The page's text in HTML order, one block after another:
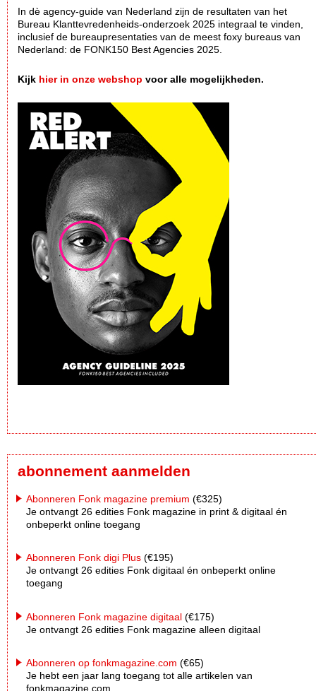
In dè agency-guide van Nederland zijn de resultaten van het
Bureau Klanttevredenheids-onderzoek 2025 integraal te vinden,
inclusief de bureaupresentaties van de meest foxy bureaus van
Nederland: de FONK150 Best Agencies 2025.
Kijk hier in onze webshop voor alle mogelijkheden.
abonnement aanmelden
Abonneren Fonk magazine premium (€325)
Je ontvangt 26 edities Fonk magazine in print & digitaal én
onbeperkt online toegang
Abonneren Fonk digi Plus (€195)
Je ontvangt 26 edities Fonk digitaal én onbeperkt online
toegang
Abonneren Fonk magazine digitaal (€175)
Je ontvangt 26 edities Fonk magazine alleen digitaal
Abonneren op fonkmagazine.com (€65)
Je hebt een jaar lang toegang tot alle artikelen van
fonkmagazine.com